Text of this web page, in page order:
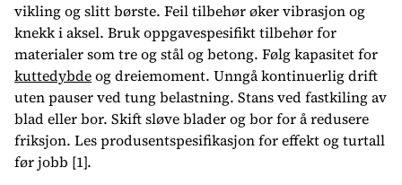
vikling og slitt børste. Feil tilbehør øker vibrasjon og
knekk i aksel. Bruk oppgavespesifikt tilbehør for
materialer som tre og stål og betong. Følg kapasitet for
kuttedybdeog dreiemoment. Unngå kontinuerlig drift
uten pauser ved tung belastning. Stans ved fastkiling av
blad eller bor. Skift sløve blader og bor for å redusere
friksjon. Les produsentspesifikasjon for effekt og turtall
før jobb [1].